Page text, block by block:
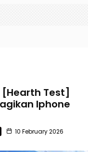
[Hearth Test]
Iphone
10 February 2026